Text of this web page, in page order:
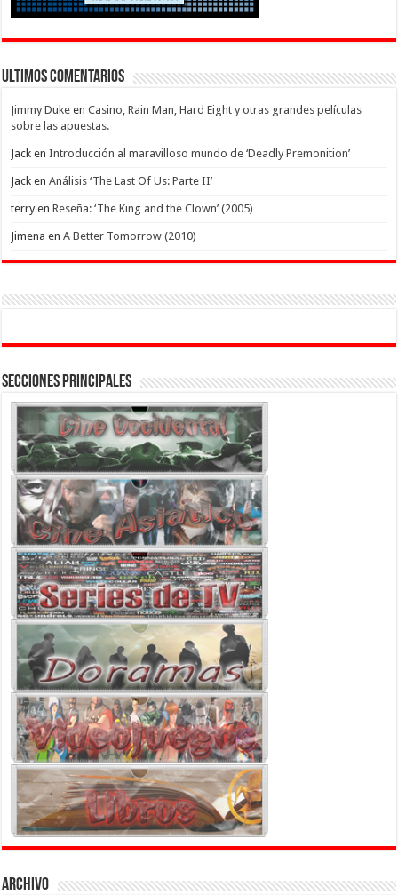
Ultimos Comentarios
Jimmy Duke enCasino, Rain Man, Hard Eight y otras grandes películas
sobre las apuestas.
Jack enIntroducción al maravilloso mundo de ‘Deadly Premonition’
Jack enAnálisis ‘The Last Of Us: Parte II’
terryenReseña: ‘The King and the Clown’ (2005)
Jimena enA Better Tomorrow (2010)
Secciones Principales
Archivo